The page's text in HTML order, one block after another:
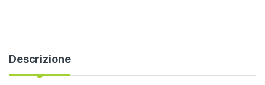
Descrizione